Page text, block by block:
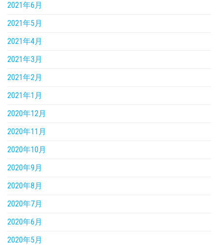
2021年6月
2021年5月
2021年4月
2021年3月
2021年2月
2021年1月
2020年12月
2020年11月
2020年10月
2020年9月
2020年8月
2020年7月
2020年6月
2020年5月